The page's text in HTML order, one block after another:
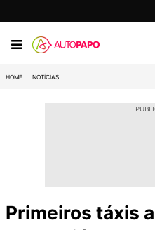
HOME NOTÍCIAS
Primeiros táxis